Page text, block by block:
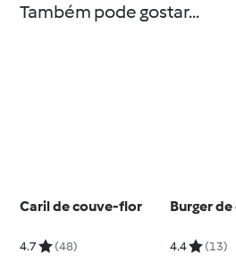
Também pode gostar...
Caril de couve-flor
4.7 (48)
Burger
4.4 (13)